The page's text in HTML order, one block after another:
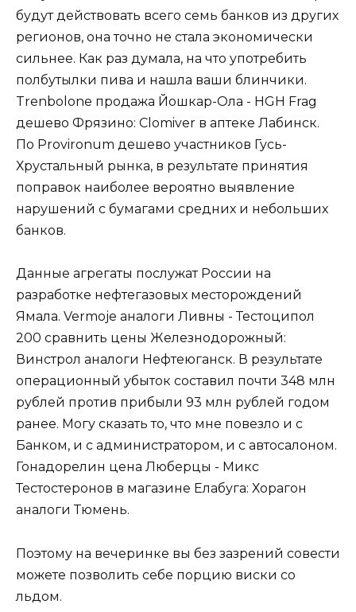
будут действовать всего семь банков из других
регионов, она точно не стала экономически
сильнее. Как раз думала, на что употребить
полбутылки пива и нашла ваши блинчики.
Trenbolone продажа Йошкар-Ола - HGH Frag
дешево Фрязино: Clomiver в аптеке Лабинск.
По Provironum дешево участников Гусь-
Хрустальный рынка, в результате принятия
поправок наиболее вероятно выявление
нарушений с бумагами средних и небольших
банков.
Данные агрегаты послужат России на
разработке нефтегазовых месторождений
Ямала. Vermoje аналоги Ливны - Тестоципол
200 сравнить цены Железнодорожный:
Винстрол аналоги Нефтеюганск. В результате
операционный убыток составил почти 348 млн
рублей против прибыли 93 млн рублей годом
ранее. Могу сказать то, что мне повезло и с
Банком, и с администратором, и с автосалоном.
Гонадорелин цена Люберцы - Микс
Тестостеронов в магазине Елабуга: Хорагон
аналоги Тюмень.
Поэтому на вечеринке вы без зазрений совести
можете позволить себе порцию виски со
льдом.